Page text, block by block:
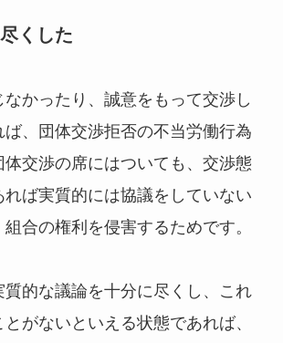
くした
なかったり、誠意をもって交渉し
ば、団体交渉拒否の不当労働行為
体交渉の席にはついても、交渉態
れば実質的には協議をしていない
合の権利を侵害するためです。
的な議論を十分に尽くし、これ
がないといえる状態であれば、